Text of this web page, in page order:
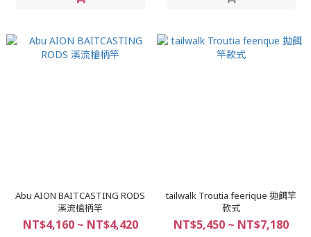
Abu AION BAITCASTING RODS
溪流槍柄竿
NT$4,160 ~ NT$4,420
tailwalk Troutia feerique 拋餌竿
款式
NT$5,450 ~ NT$7,180